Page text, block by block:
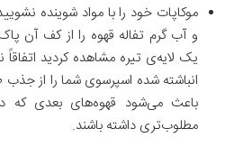
موکاپات خود را با مواد شوینده
و آب گرم تفاله قهوه را از کف آن
یک لایه‌ی تیره مشاهده کردید
انباشته شده اسپرسوی شما را از
باعث می‌شود قهوه‌های بعدی که
مطلوب‌تری داشته باشند.